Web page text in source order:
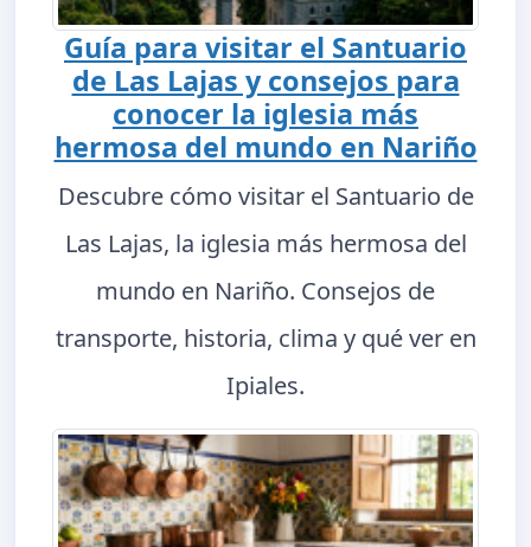
Guía para visitar el Santuario
de Las Lajas y consejos para
conocer la iglesia más
hermosa del mundo en Nariño
Descubre cómo visitar el Santuario de
Las Lajas, la iglesia más hermosa del
mundo en Nariño. Consejos de
transporte, historia, clima y qué ver en
Ipiales.